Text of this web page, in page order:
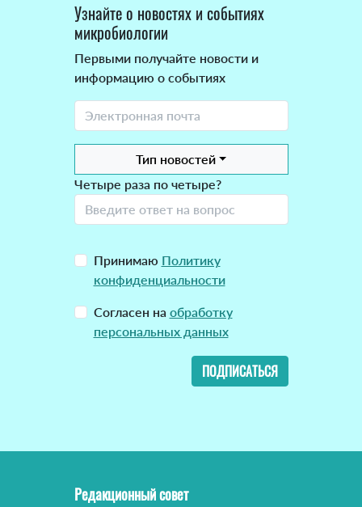
Узнайте о новостях и событиях
микробиологии
Первыми получайте новости и
информацию о событиях
Тип новостей
Четыре раза по четыре?
Принимаю Политику
конфиденциальности
Согласен на обработку
персональных данных
ПОДПИСАТЬСЯ
Редакционный совет